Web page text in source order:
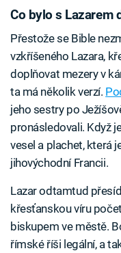
Co bylo s Lazarem
Přestože se Bible
vzkříšeného Lazara,
doplňovat mezery v
ta má několik verzí.
jeho sestry po
pronásledovali. Když
vesel a plachet, která
jihovýchodní Francii.
Lazar odtamtud
křesťanskou víru
biskupem ve městě.
římské říši legální, a